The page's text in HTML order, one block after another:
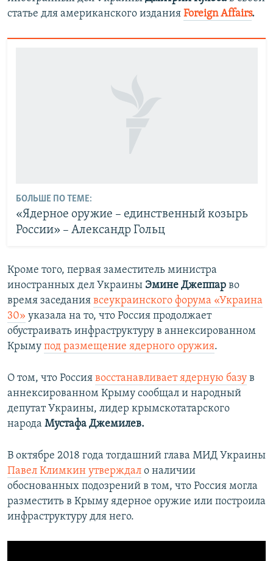
статье для американского издания Foreign Affairs.
БОЛЬШЕ ПО ТЕМЕ:
«Ядерное оружие – единственный козырь
России» – Александр Гольц
Кроме того, первая заместитель министра
иностранных дел Украины Эмине Джеппар во
время заседания всеукраинского форума «Украина
30» указала на то, что Россия продолжает
обустраивать инфраструктуру в аннексированном
Крыму под размещение ядерного оружия.
О том, что Россия восстанавливает ядерную базу в
аннексированном Крыму сообщал и народный
депутат Украины, лидер крымскотатарского
народа Мустафа Джемилев.
В октябре 2018 года тогдашний глава МИД Украины
Павел Климкин утверждал о наличии
обоснованных подозрений в том, что Россия могла
разместить в Крыму ядерное оружие или построила
инфраструктуру для него.